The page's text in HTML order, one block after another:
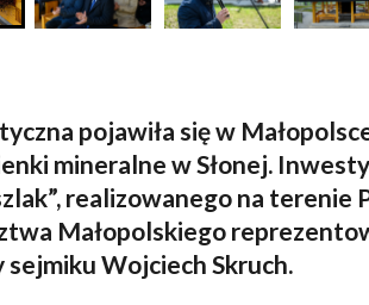
pojawiła się w
mineralne w Słonej.
realizowanego na terenie
Małopolskiego
Wojciech Skruch.